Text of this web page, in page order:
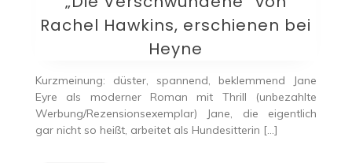
Rachel Hawkins, erschienen bei
Heyne
Kurzmeinung: düster, spannend, beklemmend Jane
Eyre als moderner Roman mit Thrill (unbezahlte
Werbung/Rezensionsexemplar) Jane, die eigentlich
gar nicht so heißt, arbeitet als Hundesitterin […]